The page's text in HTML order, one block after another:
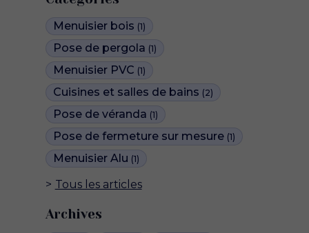
Menuisier bois (1)
Pose de pergola (1)
Menuisier PVC (1)
Cuisines et salles de bains (2)
Pose de véranda (1)
Pose de fermeture sur mesure (1)
Menuisier Alu (1)
Tous les articles
Archives